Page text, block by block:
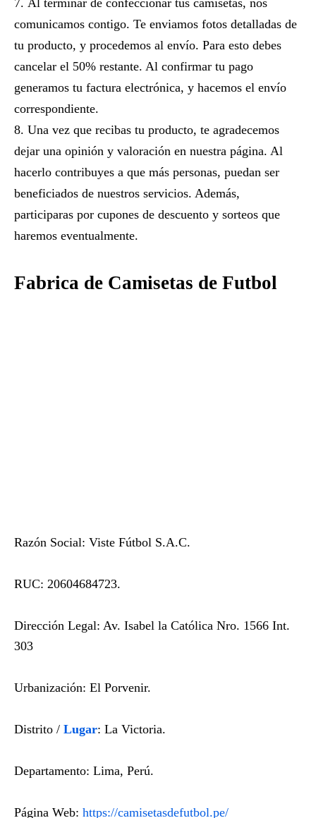
comunicamos contigo. Te enviamos fotos detalladas de
tu producto, y procedemos al envío. Para esto debes
cancelar el 50% restante. Al confirmar tu pago
generamos tu factura electrónica, y hacemos el envío
correspondiente.
Una vez que recibas tu producto, te agradecemos
dejar una opinión y valoración en nuestra página. Al
hacerlo contribuyes a que más personas, puedan ser
beneficiados de nuestros servicios. Además,
participaras por cupones de descuento y sorteos que
haremos eventualmente.
Fabrica de Camisetas de Futbol
Razón Social: Viste Fútbol S.A.C.
RUC: 20604684723.
Dirección Legal: Av. Isabel la Católica Nro. 1566 Int.
303
Urbanización: El Porvenir.
Distrito / Lugar: La Victoria.
Departamento: Lima, Perú.
Página Web: https://camisetasdefutbol.pe/